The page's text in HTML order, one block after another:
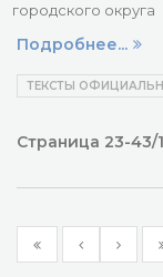
городского округа
Подробнее...
ТЕКСТЫ
Страница 23-43/